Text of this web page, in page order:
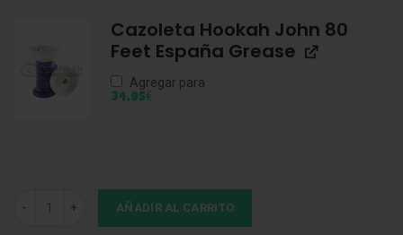
Cazoleta Hookah John 80
Feet España Grease
Agregar para
34,95€
Cazoleta Hookah John 80 Feet España Dark Sand cantidad
AÑADIR AL CARRITO